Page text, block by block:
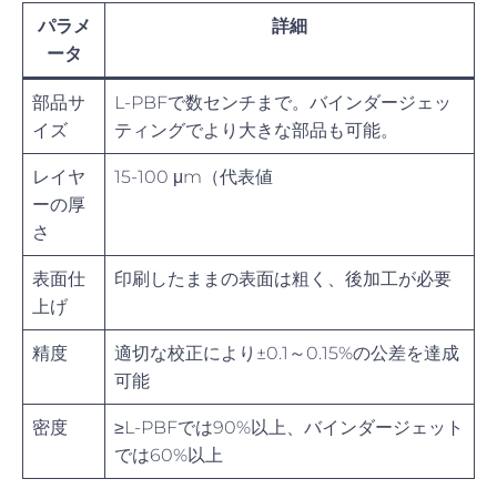
パラメ
ータ
詳細
部品サ
イズ
L-PBFで数センチまで。バインダージェッ
ティングでより大きな部品も可能。
レイヤ
ーの厚
さ
15-100 μm（代表値
表面仕
上げ
印刷したままの表面は粗く、後加工が必要
精度
適切な校正により±0.1～0.15%の公差を達成
可能
密度
≥L-PBFでは90%以上、バインダージェット
では60%以上